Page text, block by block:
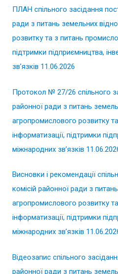
ПЛАН спільного засідання
ради з питань земельних
розвитку та з питань
підтримки підприємництва,
зв’язків 11.06.2026
Протокол № 27/26 спільного
районної ради з питань
агропромислового розвитку
інформатизації, підтримки
міжнародних зв’язків
Висновки і рекомендації
комісій районної ради з
агропромислового розвитку
інформатизації, підтримки
міжнародних зв’язків
Відеозапис спільного
районної ради з питань